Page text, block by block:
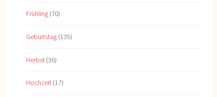
Frühling (70)
Geburtstag (135)
Herbst (36)
Hochzeit (17)